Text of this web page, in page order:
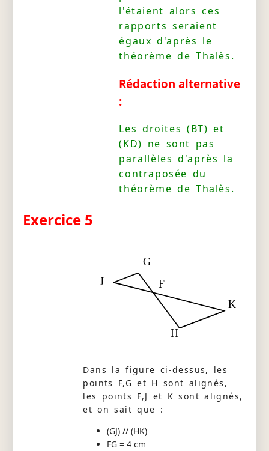
l'étaient alors ces
rapports seraient
égaux d'après le
théorème de Thalès.
Rédaction alternative
:
Les droites (BT) et
(KD) ne sont pas
parallèles d'après la
contraposée du
théorème de Thalès.
Exercice 5
K
F
H
G
J
Dans la figure ci-dessus, les
points F,G et H sont alignés,
les points F,J et K sont alignés,
et on sait que :
(GJ) // (HK)
FG = 4 cm